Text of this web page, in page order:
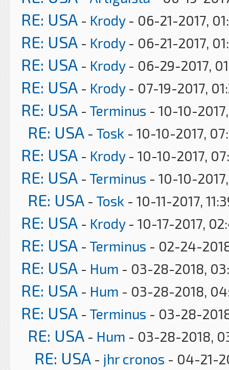
RE: USA - Krody- 06-21-2017,
RE: USA - Krody- 06-21-2017,
RE: USA - Krody- 06-29-2017,
RE: USA - Krody- 07-19-2017,
RE: USA - Terminus - 10-10-
RE: USA - Tosk - 10-10-2017,
RE: USA - Krody- 10-10-2017,
RE: USA - Terminus - 10-10-
RE: USA - Tosk - 10-11-2017,
RE: USA - Krody- 10-17-2017,
RE: USA - Terminus - 02-24-
RE: USA - Hum - 03-28-2018,
RE: USA - Hum - 03-28-2018,
RE: USA - Terminus - 03-28-
RE: USA - Hum - 03-28-2018,
RE: USA - jhr cronos - 04-21-